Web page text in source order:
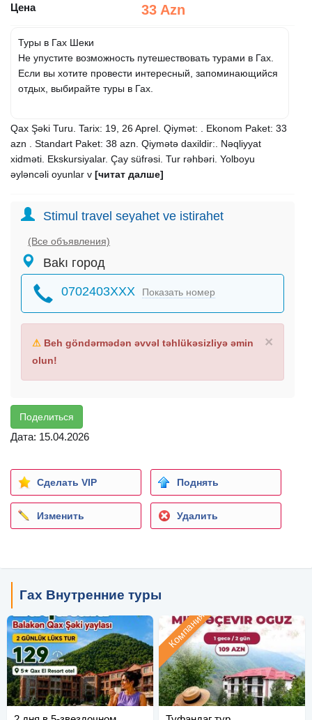
Цена 33 Azn
Туры в Гах Шеки
Не упустите возможность путешествовать турами в Гах.
Если вы хотите провести интересный, запоминающийся
отдых, выбирайте туры в Гах.
Qax Şəki Turu. Tarix: 19, 26 Aprel. Qiymət: . Ekonom Paket: 33
azn . Standart Paket: 38 azn. Qiymətə daxildir:. Nəqliyyat
xidməti. Ekskursiyalar. Çay süfrəsi. Tur rəhbəri. Yolboyu
əyləncəli oyunlar v [читат далше]
Stimul travel seyahet ve istirahet
(Все объявления)
Bakı город
0702403XXX Показать номер
×
⚠ Beh göndərmədən əvvəl təhlükəsizliyə əmin
olun!
Поделиться
Дата: 15.04.2026
Сделать VIP Поднять
Изменить Удалить
Гах Внутренние туры
Компания